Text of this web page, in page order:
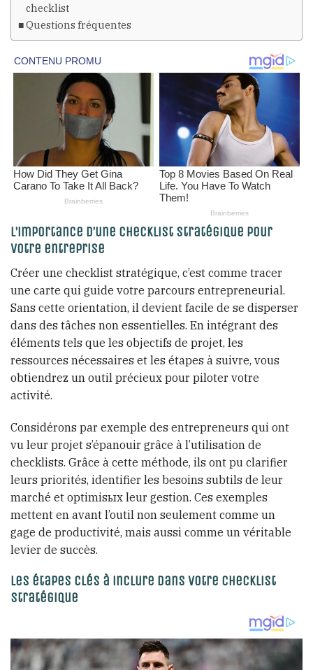
checklist
Questions fréquentes
L’importance d’une checklist stratégique pour
votre entreprise
Créer une checklist stratégique, c’est comme tracer
une carte qui guide votre parcours entrepreneurial.
Sans cette orientation, il devient facile de se disperser
dans des tâches non essentielles. En intégrant des
éléments tels que les objectifs de projet, les
ressources nécessaires et les étapes à suivre, vous
obtiendrez un outil précieux pour piloter votre
activité.
Considérons par exemple des entrepreneurs qui ont
vu leur projet s’épanouir grâce à l’utilisation de
checklists. Grâce à cette méthode, ils ont pu clarifier
leurs priorités, identifier les besoins subtils de leur
marché et optimisых leur gestion. Ces exemples
mettent en avant l’outil non seulement comme un
gage de productivité, mais aussi comme un véritable
levier de succès.
Les étapes clés à inclure dans votre checklist
stratégique